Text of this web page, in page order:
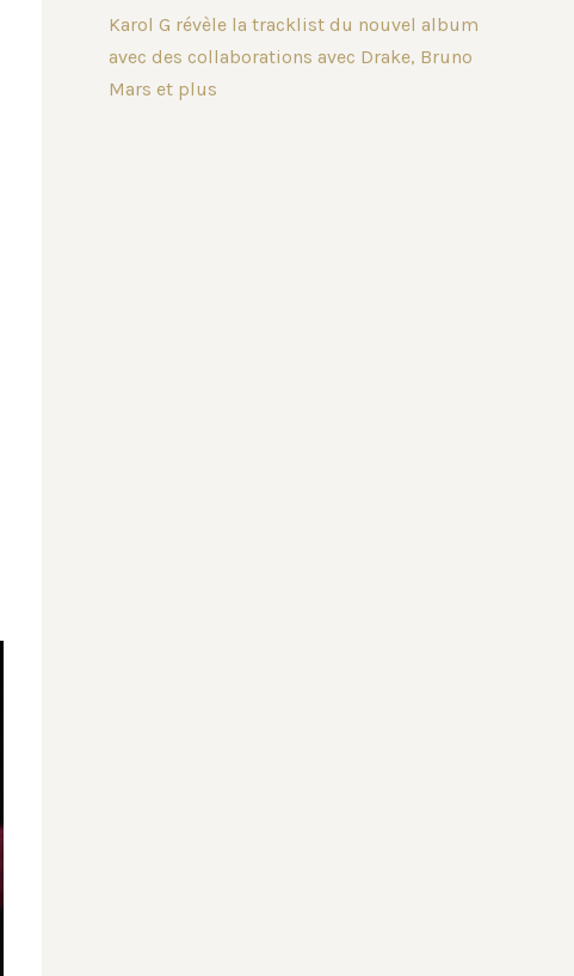
Karol G révèle la tracklist du nouvel album
avec des collaborations avec Drake, Bruno
Mars et plus